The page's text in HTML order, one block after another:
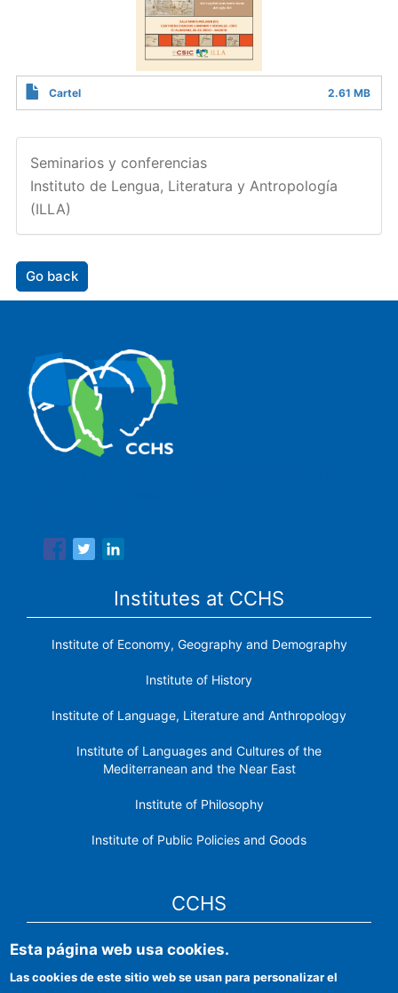
Cartel 2.61 MB
Seminarios y conferencias
Instituto de Lengua, Literatura y Antropología
(ILLA)
Go back
Institutes at CCHS
Institute of Economy, Geography and Demography
Institute of History
Institute of Language, Literature and Anthropology
Institute of Languages ​​and Cultures of the
Mediterranean and the Near East
Institute of Philosophy
Institute of Public Policies and Goods
CCHS
CSIC Electronic Office
Institutional identity
Esta página web usa cookies.
Las cookies de este sitio web se usan para personalizar el